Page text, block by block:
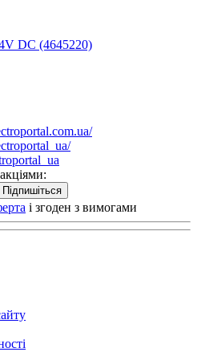
DC (4645220)
Підпишіться
і згоден з вимогами